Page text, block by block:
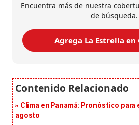
Encuentra más de nuestra
de búsqueda.
Agrega La Estrella en
Clima en Panamá: Pronóstico
agosto